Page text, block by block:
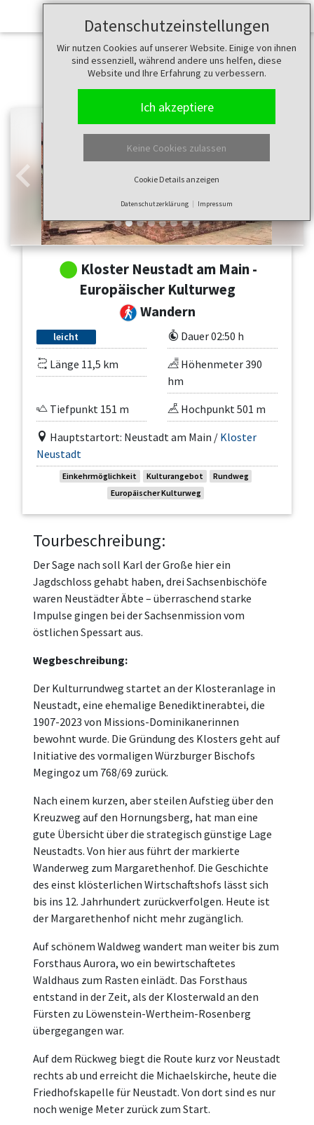
Datenschutzeinstellungen
Wir nutzen Cookies auf unserer Website. Einige von ihnen
sind essenziell, während andere uns helfen, diese
Website und Ihre Erfahrung zu verbessern.
Ich akzeptiere
Keine Cookies zulassen
Cookie Details anzeigen
Datenschutzerklärung Impressum
Zurück
Kloster Neustadt am Main -
Europäischer Kulturweg
Wandern
leicht
Dauer 02:50 h
Länge 11,5 km
Höhenmeter 390
hm
Tiefpunkt 151 m
Hochpunkt 501 m
Hauptstartort: Neustadt am Main / Kloster
Neustadt
Einkehrmöglichkeit Kulturangebot
Rundweg
Europäischer Kulturweg
Tourbeschreibung:
Der Sage nach soll Karl der Große hier ein
Jagdschloss gehabt haben, drei Sachsenbischöfe
waren Neustädter Äbte – überraschend starke
Impulse gingen bei der Sachsenmission vom
östlichen Spessart aus.
Wegbeschreibung:
Der Kulturrundweg startet an der Klosteranlage in
Neustadt, eine ehemalige Benediktinerabtei, die
1907-2023 von Missions-Dominikanerinnen
bewohnt wurde. Die Gründung des Klosters geht auf
Initiative des vormaligen Würzburger Bischofs
Megingoz um 768/69 zurück.
Nach einem kurzen, aber steilen Aufstieg über den
Kreuzweg auf den Hornungsberg, hat man eine
gute Übersicht über die strategisch günstige Lage
Neustadts. Von hier aus führt der markierte
Wanderweg zum Margarethenhof. Die Geschichte
des einst klösterlichen Wirtschaftshofs lässt sich
bis ins 12. Jahrhundert zurückverfolgen. Heute ist
der Margarethenhof nicht mehr zugänglich.
Auf schönem Waldweg wandert man weiter bis zum
Forsthaus Aurora, wo ein bewirtschaftetes
Waldhaus zum Rasten einlädt. Das Forsthaus
entstand in der Zeit, als der Klosterwald an den
Fürsten zu Löwenstein-Wertheim-Rosenberg
übergegangen war.
Auf dem Rückweg biegt die Route kurz vor Neustadt
rechts ab und erreicht die Michaelskirche, heute die
Friedhofskapelle für Neustadt. Von dort sind es nur
noch wenige Meter zurück zum Start.